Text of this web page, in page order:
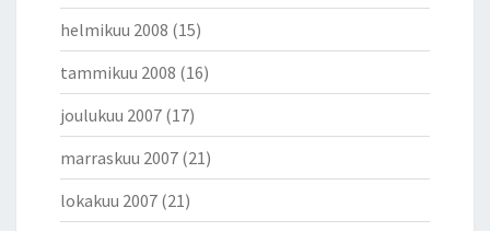
helmikuu 2008 (15)
tammikuu 2008 (16)
joulukuu 2007 (17)
marraskuu 2007 (21)
lokakuu 2007 (21)